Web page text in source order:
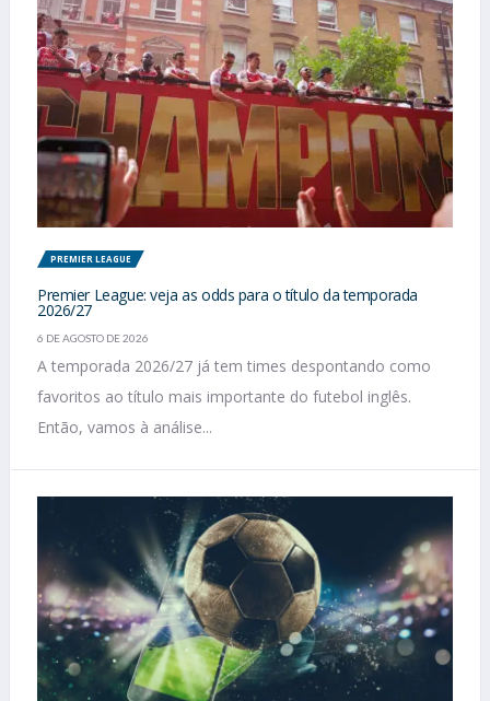
PREMIER LEAGUE
Premier League: veja as odds para o título da temporada
2026/27
6 DE AGOSTO DE 2026
A temporada 2026/27 já tem times despontando como
favoritos ao título mais importante do futebol inglês.
Então, vamos à análise...